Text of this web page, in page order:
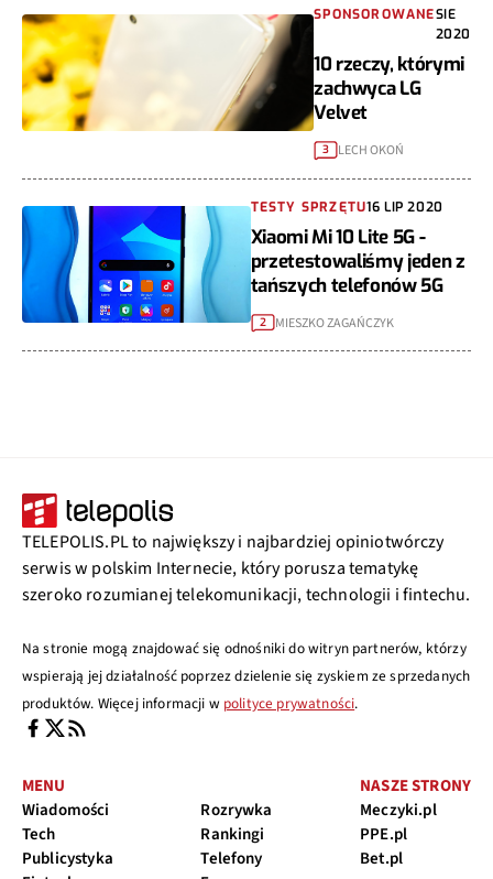
SPONSOROWANESIE
2020
10 rzeczy, którymi
zachwyca LG
Velvet
3 LECH OKOŃ
TESTY SPRZĘTU16 LIP 2020
Xiaomi Mi 10 Lite 5G -
przetestowaliśmy jeden z
tańszych telefonów 5G
2 MIESZKO ZAGAŃCZYK
TELEPOLIS.PL to największy i najbardziej opiniotwórczy
serwis w polskim Internecie, który porusza tematykę
szeroko rozumianej telekomunikacji, technologii i fintechu.
Na stronie mogą znajdować się odnośniki do witryn partnerów, którzy
wspierają jej działalność poprzez dzielenie się zyskiem ze sprzedanych
produktów. Więcej informacji w polityce prywatności.
MENU
Wiadomości
Tech
Publicystyka
Rozrywka
Rankingi
Telefony
NASZE STRONY
Meczyki.pl
PPE.pl
Bet.pl